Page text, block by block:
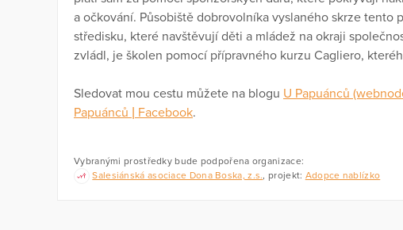
a očkování. Působiště dobrovolníka vyslaného skrze tento
středisku, které navštěvují děti a mládež na okraji
zvládl, je školen pomocí přípravného kurzu Cagliero,
Sledovat mou cestu můžete na blogu U Papuánců
Papuánců | Facebook.
Vybranými prostředky bude podpořena organizace:
Salesiánská asociace Dona Boska, z.s., projekt: Adopce nablízko